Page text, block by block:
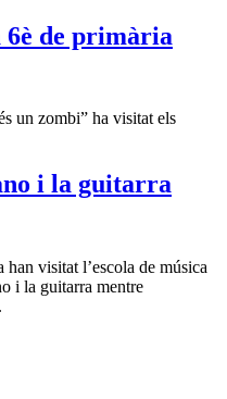
de primària
un zombi” ha visitat els
i la guitarra
visitat l’escola de música
i la guitarra mentre